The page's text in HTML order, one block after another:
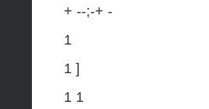
+ --;-+ -
1
1 ]
1 1